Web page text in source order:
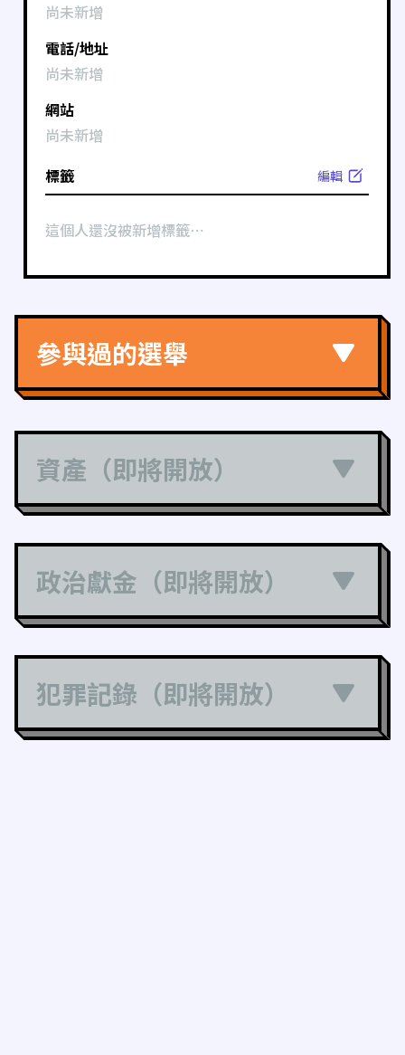
尚未新增
電話/地址
尚未新增
網站
尚未新增
標籤
編輯
這個人還沒被新增標籤⋯
參與過的選舉
資產（即將開放）
政治獻金（即將開放）
犯罪記錄（即將開放）